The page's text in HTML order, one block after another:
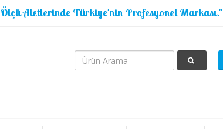
Aletlerinde Türkiye'nin Profesyonel Markası."